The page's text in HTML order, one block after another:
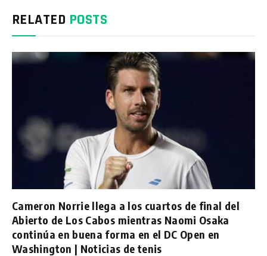
RELATED POSTS
Cameron Norrie llega a los cuartos de final del
Abierto de Los Cabos mientras Naomi Osaka
continúa en buena forma en el DC Open en
Washington | Noticias de tenis